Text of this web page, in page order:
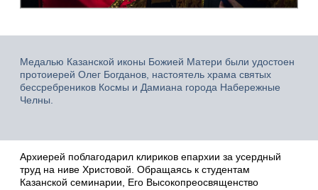
Медалью Казанской иконы Божией Матери были удостоен
протоиерей Олег Богданов, настоятель храма святых
бессребреников Космы и Дамиана города Набережные
Челны.
Архиерей поблагодарил клириков епархии за усердный
труд на ниве Христовой. Обращаясь к студентам
Казанской семинарии, Его Высокопреосвященство